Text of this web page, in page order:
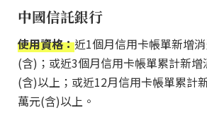
中國信託銀行
使用資格：近1個月信用卡帳單新增
(含)；或近3個月信用卡帳單累計新
(含)以上；或近12月信用卡帳單累計
萬元(含)以上。